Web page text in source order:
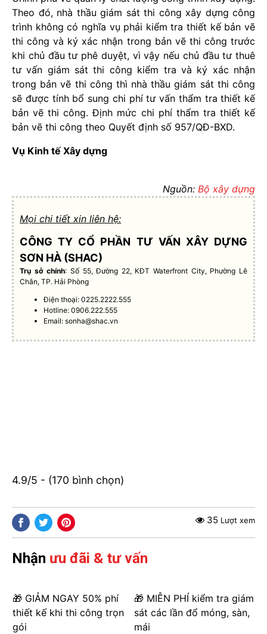
Theo đó, nhà thầu giám sát thi công xây dựng công
trình không có nghĩa vụ phải kiểm tra thiết kế bản vẽ
thi công và ký xác nhận trong bản vẽ thi công trước
khi chủ đầu tư phê duyệt, vì vậy nếu chủ đầu tư thuê
tư vấn giám sát thi công kiểm tra và ký xác nhận
trong bản vẽ thi công thì nhà thầu giám sát thi công
sẽ được tính bổ sung chi phí tư vấn thẩm tra thiết kế
bản vẽ thi công. Định mức chi phí thẩm tra thiết kế
bản vẽ thi công theo Quyết định số 957/QĐ-BXD.
Vụ Kinh tế Xây dựng
Nguồn: Bộ xây dựng
Mọi chi tiết xin liên hệ:
CÔNG TY CỔ PHẦN TƯ VẤN XÂY DỰNG
SƠN HÀ (SHAC)
Trụ sở chính: Số 55, Đường 22, KĐT Waterfront City, Phường Lê
Chân, TP. Hải Phòng
Điện thoại: 0225.2222.555
Hotline: 0906.222.555
Email:sonha@shac.vn
4.9/5 - (170 bình chọn)
35 Lượt xem
Nhận ưu đãi & tư vấn
🎁 GIẢM NGAY 50% phí
thiết kế khi thi công trọn
gói
🎁 MIỄN PHÍ kiểm tra giám
sát các lần đổ móng, sàn,
mái